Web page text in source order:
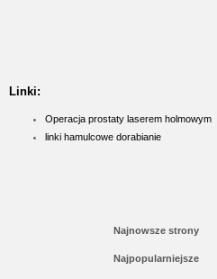
Linki:
Operacja prostaty laserem holmowym
linki hamulcowe dorabianie
Najnowsze strony
Najpopularniejsze